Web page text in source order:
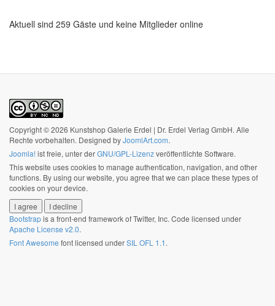
Aktuell sind 259 Gäste und keine Mitglieder online
Copyright © 2026 Kunstshop Galerie Erdel | Dr. Erdel Verlag GmbH. Alle
Rechte vorbehalten. Designed byJoomlArt.com.
Joomla!ist freie, unter derGNU/GPL-Lizenzveröffentlichte Software.
This website uses cookies to manage authentication, navigation, and other
functions. By using our website, you agree that we can place these types of
cookies on your device.
I agree
I decline
Bootstrapis a front-end framework of Twitter, Inc. Code licensed under
Apache License v2.0.
Font Awesome font licensed underSIL OFL 1.1.